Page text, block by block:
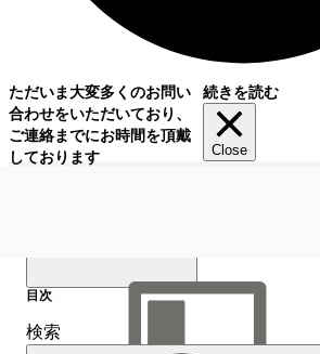
ただいま大変多くのお問い
合わせをいただいており、
ご連絡までにお時間を頂戴
しております
続きを読む
Close
目次
検索